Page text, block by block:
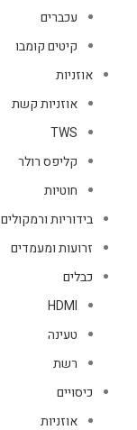
עכברים
קיטים קומבו
אוזניות
אוזניות קשת
TWS
קליפס רולר
חוטיות
בידוריות ורמקולים
זרועות ומעמדים
כבלים
HDMI
טעינה
רשת
כיסויים
אוזניות